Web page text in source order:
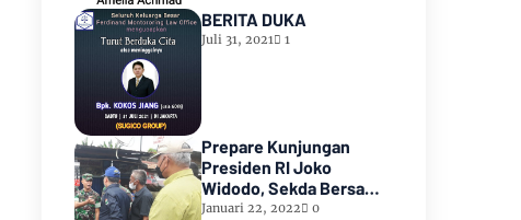
BERITA DUKA
Juli 31, 2021 1
Prepare Kunjungan
Presiden RI Joko
Widodo, Sekda Bersama
Forkopimda Muara Enim
Januari 22, 2022 0